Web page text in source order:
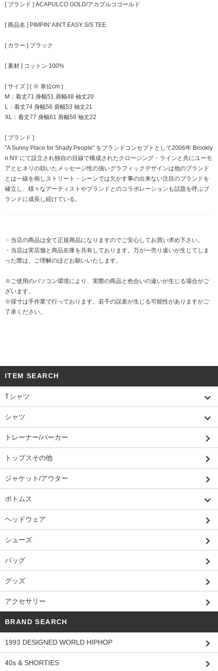
[ ブランド ] ACAPULCO GOLD/アカプルコゴールド
[ 商品名 ] PIMPIN' AIN'T EASY S/S TEE
[ カラー ] ブラック
[ 素材 ] コットン 100%
[ サイズ ] ( ※ 単位cm )
M：着丈71 身幅51 肩幅48 袖丈20
L：着丈74 身幅56 肩幅53 袖丈21
XL：着丈77 身幅61 肩幅58 袖丈22
[ ブランド ]
"A Sunny Place for Shady People" をブランドコンセプトとして2006年 Brookly
n NY にて設立され独自の目線で構成されたクロージング・ラインと共にユーモ
アとヒネリの効いたメッセージ性の強いグラフィックデザインは他のブランド
とは一線を画しストリート・シーンでは欠かす事の出来ない注目のブランドを
確立し、様々なアーティストやブランドとのコラボレーションも話題を呼ぶブ
ランドに成長し続けている。
・当店の商品は全て正規商品になりますのでご安心してお買い求め下さい。
・当店は実店舗と商品在庫を共有しております。万が一売り違いが生じてしま
った際は、ご理解のほどお願いいたします。
※ご使用のパソコン環境により、実際の商品と色合いの違いが生じる場合がご
ざいます。
※採寸は手作業で行っております。若干の誤差が生じる可能性がありますがご
了承ください。
ITEM SEARCH
Tシャツ
シャツ
トレーナー/パーカー
トップスその他
ジャケット/アウター
ボトムス
ヘッドウェア
シューズ
バッグ
グッズ
アクセサリー
BRAND SEARCH
1993 DESIGNED WORLD HIPHOP
40s & SHORTIES